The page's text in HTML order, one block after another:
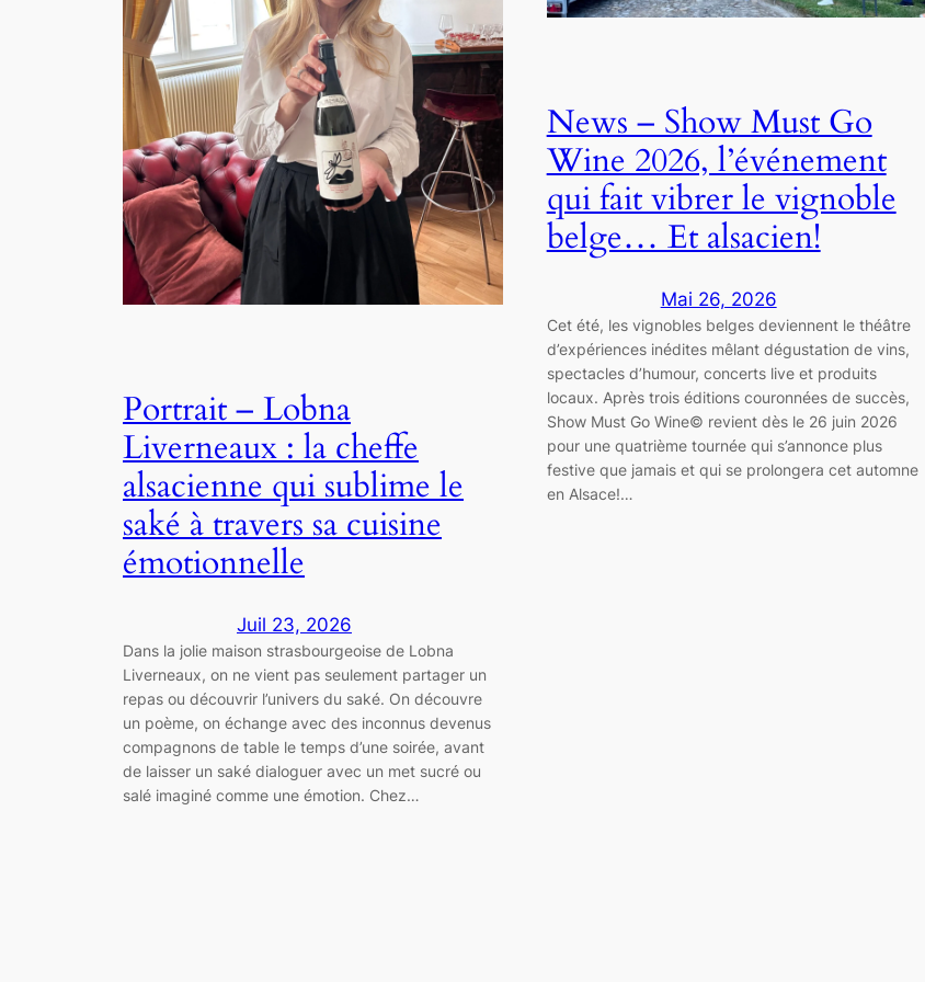
Portrait – Lobna
Liverneaux : la cheffe
alsacienne qui sublime le
saké à travers sa cuisine
émotionnelle
Juil 23, 2026
Dans la jolie maison strasbourgeoise de Lobna
Liverneaux, on ne vient pas seulement partager un
repas ou découvrir l’univers du saké. On découvre
un poème, on échange avec des inconnus devenus
compagnons de table le temps d’une soirée, avant
de laisser un saké dialoguer avec un met sucré ou
salé imaginé comme une émotion. Chez…
News – Show Must Go
Wine 2026, l’événement
qui fait vibrer le vignoble
belge… Et alsacien!
Mai 26, 2026
Cet été, les vignobles belges deviennent le théâtre
d’expériences inédites mêlant dégustation de vins,
spectacles d’humour, concerts live et produits
locaux. Après trois éditions couronnées de succès,
Show Must Go Wine© revient dès le 26 juin 2026
pour une quatrième tournée qui s’annonce plus
festive que jamais et qui se prolongera cet automne
en Alsace!…